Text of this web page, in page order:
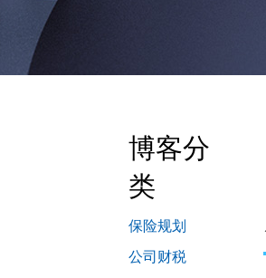
博客分
类
保险规划
公司财税